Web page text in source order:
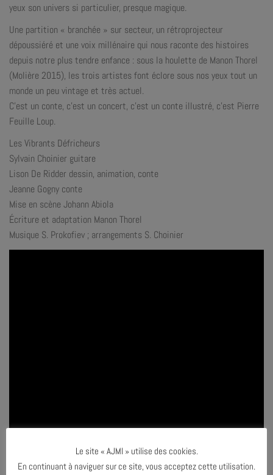
yeux son univers si particulier, presque magique.
Une partition « branchée » sur secteur, un rétroprojecteur
dépoussiéré et une voix millénaire qui nous raconte des histoires
depuis notre plus tendre enfance : sous la houlette de Manon Thorel
(Molière 2015), les trois artistes font éclore sous nos yeux tout un
monde un peu vintage et très actuel.
C’est un conte, c’est un concert, c’est un conte illustré, c’est Pierre
Feuille Loup.
Les Vibrants Défricheurs
Sylvain Choinier guitare
Lison De Ridder dessin, animation, conte
Jeanne Gogny conte
Mise en scène Johann Abiola
Écriture et adaptation Manon Thorel
Musique S. Prokofiev ; arrangements S. Choinier
Le site « AJMI » utilise des cookies.
En continuant à naviguer sur ce site, vous acceptez cette utilisation.